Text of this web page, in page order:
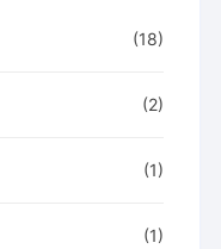
(18)
(2)
(1)
(1)